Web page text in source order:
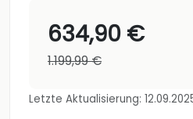
634,90 €
1.199,99 €
Letzte Aktualisierung: